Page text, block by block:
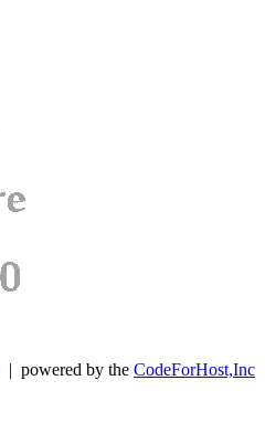
| powered by the CodeForHost,Inc